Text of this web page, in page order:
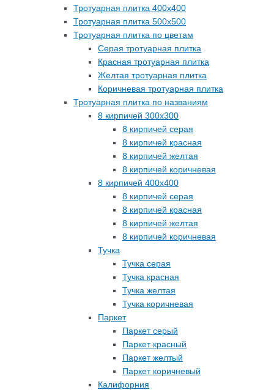
Тротуарная плитка 400х400
Тротуарная плитка 500х500
Тротуарная плитка по цветам
Серая тротуарная плитка
Красная тротуарная плитка
Желтая тротуарная плитка
Коричневая тротуарная плитка
Тротуарная плитка по названиям
8 кирпичей 300х300
8 кирпичей серая
8 кирпичей красная
8 кирпичей желтая
8 кирпичей коричневая
8 кирпичей 400х400
8 кирпичей серая
8 кирпичей красная
8 кирпичей желтая
8 кирпичей коричневая
Тучка
Тучка серая
Тучка красная
Тучка желтая
Тучка коричневая
Паркет
Паркет серый
Паркет красный
Паркет желтый
Паркет коричневый
Калифорния